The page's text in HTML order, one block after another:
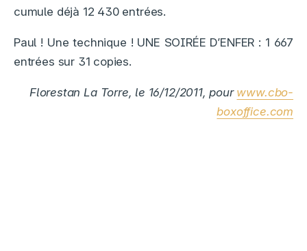
cumule déjà 12 430 entrées.
Paul ! Une technique ! UNE SOIRÉE D’ENFER : 1 667
entrées sur 31 copies.
Florestan La Torre, le 16/12/2011, pour www.cbo-
boxoffice.com